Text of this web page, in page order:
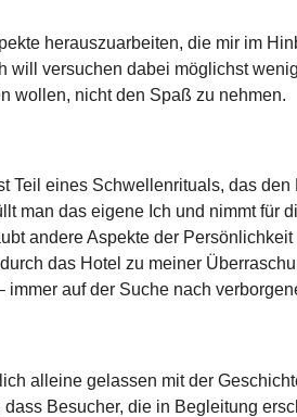
herauszuarbeiten, die mir im
will versuchen dabei möglichst
wollen, nicht den Spaß zu nehmen.
Teil eines Schwellenrituals, das
man das eigene Ich und nimmt für
andere Aspekte der
das Hotel zu meiner
auf der Suche nach
alleine gelassen mit der
Besucher, die in Begleitung